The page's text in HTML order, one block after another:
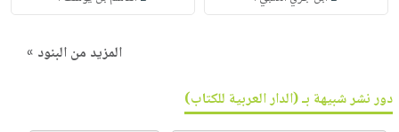
المزيد من البنود »
دور نشر شبيهة بـ (الدار العربية للكتاب)